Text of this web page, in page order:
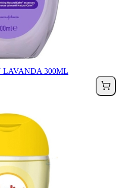
LAVANDA 300ML